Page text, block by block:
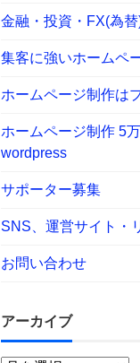
金融・投資・FX(為
集客に強いホームペ
ホームページ制作は
ホームページ制作 5
wordpress
サポーター募集
SNS、運営サイト・
お問い合わせ
アーカイブ